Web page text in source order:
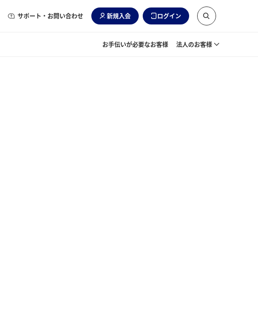
サポート・お問い合わせ 新規入会 ログイン
お手伝いが必要なお客様 法人のお客様